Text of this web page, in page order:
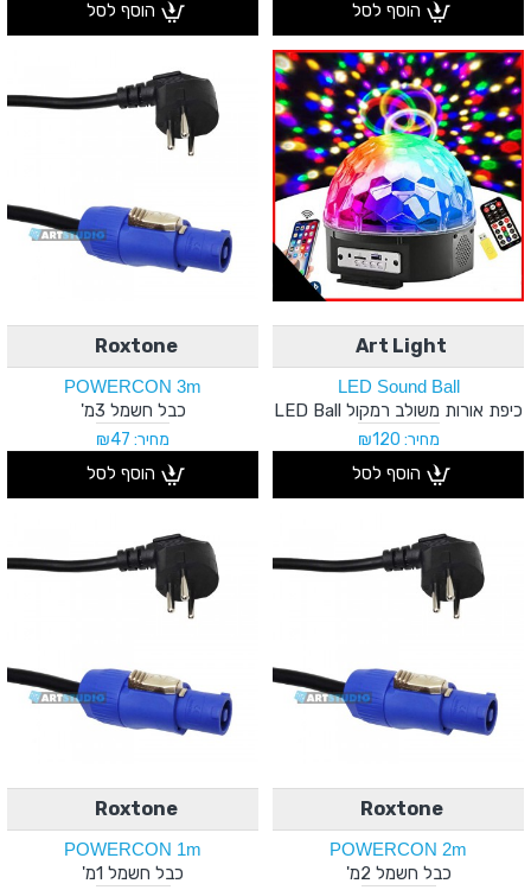
הוסף לסל הוסף לסל
Art Light
LED Sound Ball
כיפת אורות משולב רמקול LED Ball
מחיר: ₪120
הוסף לסל
Roxtone
POWERCON 3m
כבל חשמל 3מ'
מחיר: ₪47
הוסף לסל
Roxtone
POWERCON 2m
כבל חשמל 2מ'
Roxtone
POWERCON 1m
כבל חשמל 1מ'